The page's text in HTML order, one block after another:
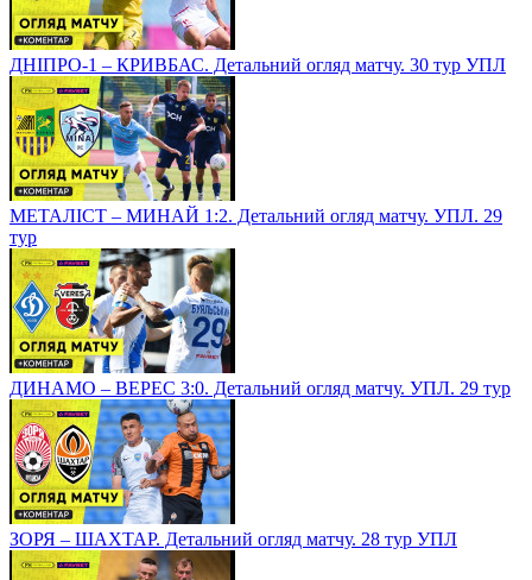
ДНІПРО-1 – КРИВБАС. Детальний огляд матчу. 30 тур УПЛ
МЕТАЛІСТ – МИНАЙ 1:2. Детальний огляд матчу. УПЛ. 29
тур
ДИНАМО – ВЕРЕС 3:0. Детальний огляд матчу. УПЛ. 29 тур
ЗОРЯ – ШАХТАР. Детальний огляд матчу. 28 тур УПЛ